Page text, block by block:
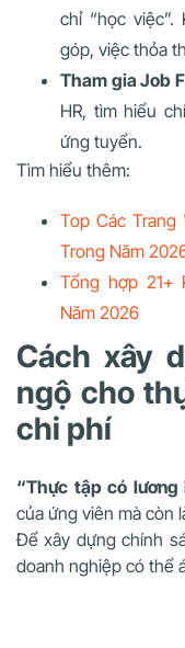
chỉ “học
góp, việc thỏa
Tham gia Job
HR, tìm hiểu
ứng tuyển.
Tìm hiểu thêm:
Top Các
Trong Năm
Tổng hợp 21+
Năm 2026
Cách xây
ngộ cho
chi phí
“Thực tập có lương
của ứng viên mà còn
Để xây dựng chính
doanh nghiệp có thể